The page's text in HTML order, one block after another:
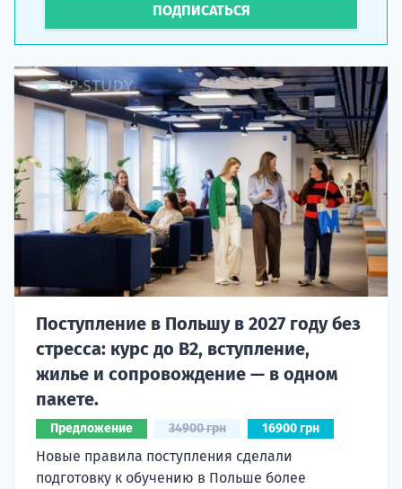
ПОДПИСАТЬСЯ
Поступление в Польшу в 2027 году без
стресса: курс до B2, вступление,
жилье и сопровождение — в одном
пакете.
Предложение 34900 грн 16900 грн
Новые правила поступления сделали
подготовку к обучению в Польше более